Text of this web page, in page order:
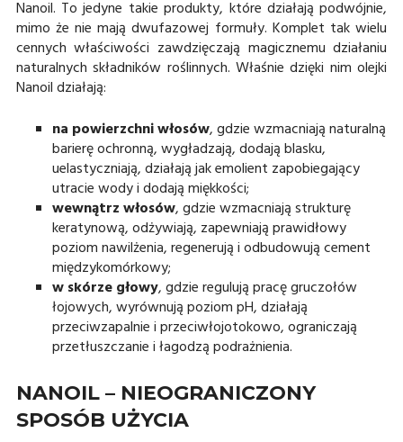
Nanoil. To jedyne takie produkty, które działają podwójnie,
mimo że nie mają dwufazowej formuły. Komplet tak wielu
cennych właściwości zawdzięczają magicznemu działaniu
naturalnych składników roślinnych. Właśnie dzięki nim olejki
Nanoil działają:
na powierzchni włosów, gdzie wzmacniają naturalną
barierę ochronną, wygładzają, dodają blasku,
uelastyczniają, działają jak emolient zapobiegający
utracie wody i dodają miękkości;
wewnątrz włosów, gdzie wzmacniają strukturę
keratynową, odżywiają, zapewniają prawidłowy
poziom nawilżenia, regenerują i odbudowują cement
międzykomórkowy;
w skórze głowy, gdzie regulują pracę gruczołów
łojowych, wyrównują poziom pH, działają
przeciwzapalnie i przeciwłojotokowo, ograniczają
przetłuszczanie i łagodzą podrażnienia.
NANOIL – NIEOGRANICZONY
SPOSÓB UŻYCIA